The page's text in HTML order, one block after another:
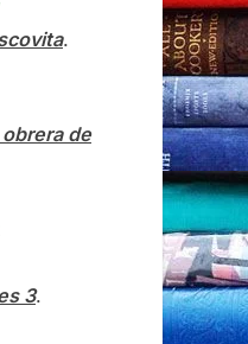
.
de
3.